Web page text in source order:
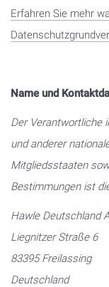
Erfahren Sie mehr
Name und
Der Verantwortliche
und anderer
Mitgliedsstaaten
Bestimmungen ist
Hawle Deutschland
Liegnitzer Straße 6
83395 Freilassing
Deutschland